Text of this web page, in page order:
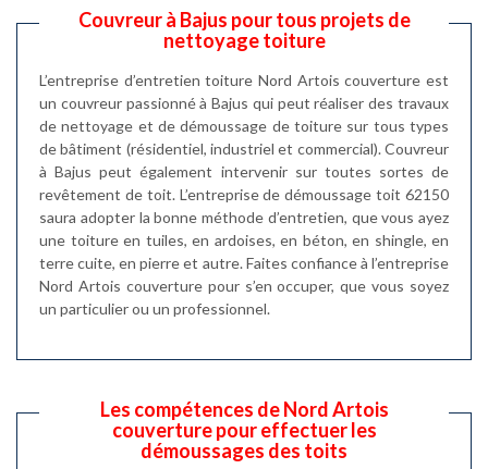
Couvreur à Bajus pour tous projets de
nettoyage toiture
L’entreprise d’entretien toiture Nord Artois couverture est
un couvreur passionné à Bajus qui peut réaliser des travaux
de nettoyage et de démoussage de toiture sur tous types
de bâtiment (résidentiel, industriel et commercial). Couvreur
à Bajus peut également intervenir sur toutes sortes de
revêtement de toit. L’entreprise de démoussage toit 62150
saura adopter la bonne méthode d’entretien, que vous ayez
une toiture en tuiles, en ardoises, en béton, en shingle, en
terre cuite, en pierre et autre. Faites confiance à l’entreprise
Nord Artois couverture pour s’en occuper, que vous soyez
un particulier ou un professionnel.
Les compétences de Nord Artois
couverture pour effectuer les
démoussages des toits